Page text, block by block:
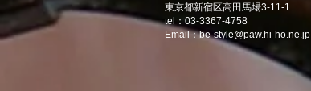
東京都新宿区高田馬場3-11-1
tel：03-3367-4758
Email：be-style@paw.hi-ho.ne.jp